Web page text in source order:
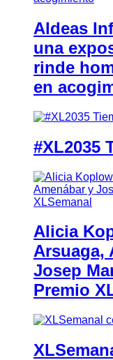
Aldeas
una
rinde
en
#XL2035
Alicia
Arsuaga,
Josep
Premio